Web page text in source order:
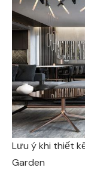
Lưu ý khi thiết
Garden